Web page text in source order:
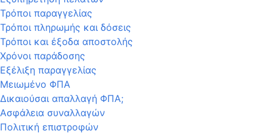
Τρόποι παραγγελίας
Τρόποι πληρωμής και δόσεις
Τρόποι και έξοδα αποστολής
Χρόνοι παράδοσης
Εξέλιξη παραγγελίας
Μειωμένο ΦΠΑ
Δικαιούσαι απαλλαγή ΦΠΑ;
Ασφάλεια συναλλαγών
Πολιτική επιστροφών